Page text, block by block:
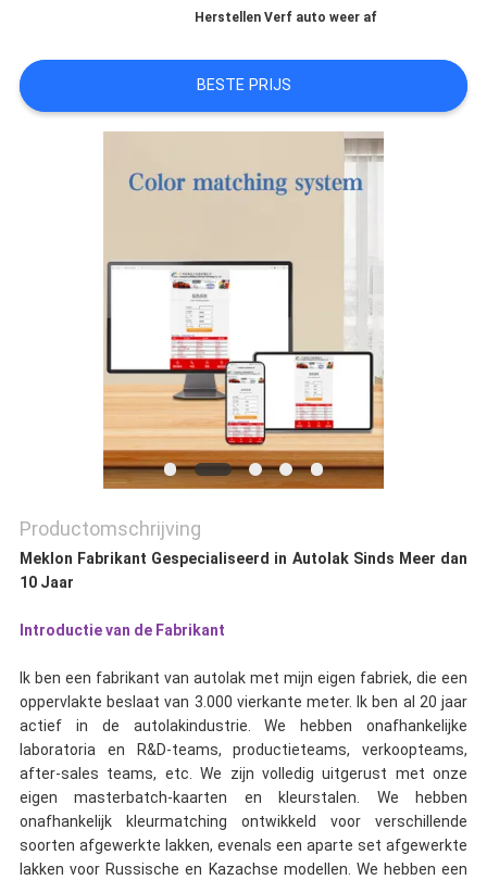
AAN
Herstellen Verf auto weer af
BESTE PRIJS
Productomschrijving
Meklon Fabrikant Gespecialiseerd in Autolak Sinds Meer dan
10 Jaar
Introductie van de Fabrikant
Ik ben een fabrikant van autolak met mijn eigen fabriek, die een
oppervlakte beslaat van 3.000 vierkante meter. Ik ben al 20 jaar
actief in de autolakindustrie. We hebben onafhankelijke
laboratoria en R&D-teams, productieteams, verkoopteams,
after-sales teams, etc. We zijn volledig uitgerust met onze
eigen masterbatch-kaarten en kleurstalen. We hebben
onafhankelijk kleurmatching ontwikkeld voor verschillende
soorten afgewerkte lakken, evenals een aparte set afgewerkte
lakken voor Russische en Kazachse modellen. We hebben een